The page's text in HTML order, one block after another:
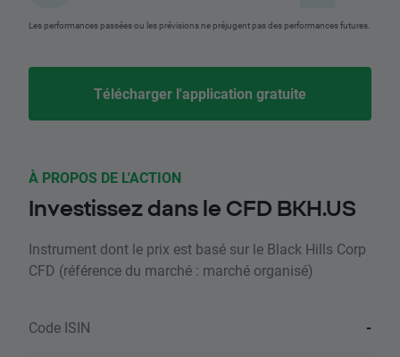
Les performances passées ou les prévisions ne préjugent pas des performances futures.
Télécharger l'application gratuite
À PROPOS DE L'ACTION
Investissez dans le CFD BKH.US
Instrument dont le prix est basé sur le Black Hills Corp
CFD (référence du marché : marché organisé)
Code ISIN -